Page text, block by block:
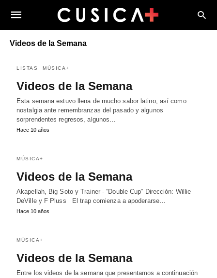
Videos de la Semana
LISTAS MÚSICA+
Videos de la Semana
Esta semana estuvo llena de mucho sabor latino, así como
nostalgia ante remembranzas del pasado y algunos
sorprendentes regresos, algunos…
Hace 10 años
MÚSICA+
Videos de la Semana
Akapellah, Big Soto y Trainer - “Double Cup” Dirección: Willie
DeVille y F Pluss El trap comienza a apoderarse…
Hace 10 años
MÚSICA+
Videos de la Semana
Entre los videos de la semana que presentamos a continuación